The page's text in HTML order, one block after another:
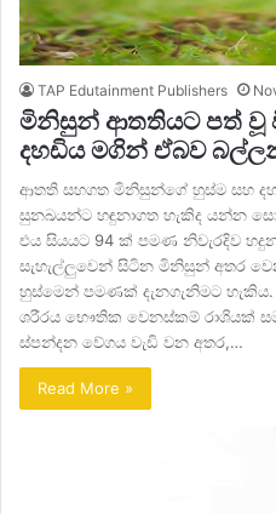
TAP Edutainment Publishers
මිනිසුන් ආතතියට පත් වූ
දහඩිය මගින් ඒබව
ආතති සහගත මිනිසුන්ගේ හුස්ම සහ
සුනඛයන්ට හඳුනාගත හැකිද යන්න
එය සියයට 94 ක් පමණ නිවැරදිව
සැහැල්ලුවෙන් සිටින මිනිසුන් අතර
හුස්මෙන් පමණක් දැනගැනිමට
ශරීරය භෞතික වෙනස්කම් රාශියක්
ස්පන්දන වේගය වැඩි වන අතර,…
Read More »